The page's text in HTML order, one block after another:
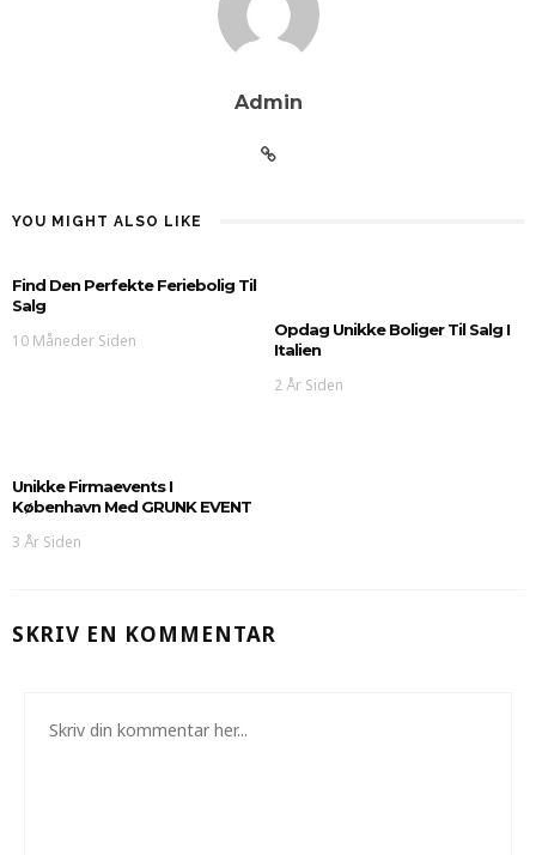
Admin
YOU MIGHT ALSO LIKE
Find Den Perfekte Feriebolig Til
Salg
10 Måneder Siden
Opdag Unikke Boliger Til Salg I
Italien
2 År Siden
Unikke Firmaevents I
København Med GRUNK EVENT
3 År Siden
SKRIV EN KOMMENTAR